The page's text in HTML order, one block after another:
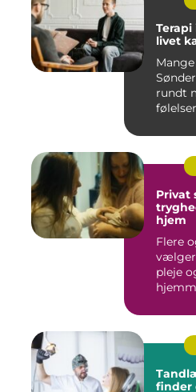
livet
rundt
Privat
hjem
Flere
pleje
finder